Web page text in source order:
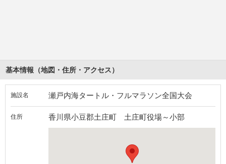
基本情報（地図・住所・アクセス）
施設名 瀬戸内海タートル・フルマラソン全国大会
住所 香川県小豆郡土庄町 土庄町役場～小部